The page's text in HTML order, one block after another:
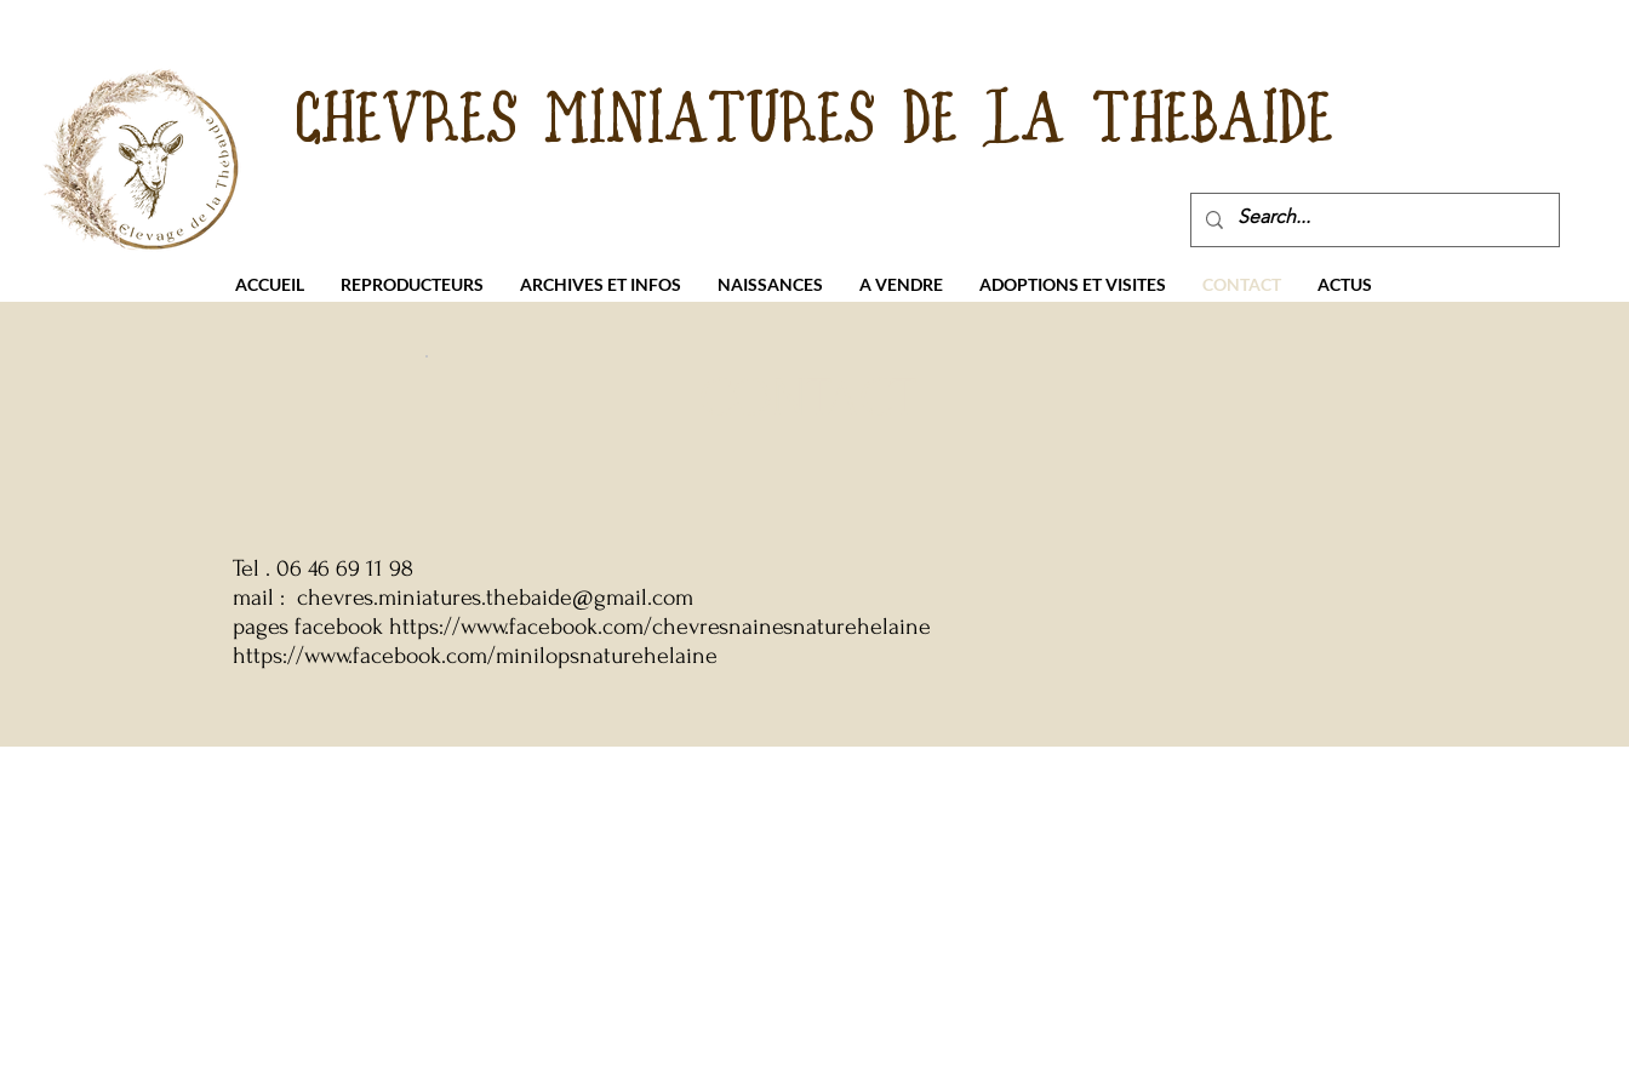
CHEVRES MINIATURES DE LA THEBAIDE
ACCUEIL REPRODUCTEURS ARCHIVES ET INFOS NAISSANCES A VENDRE ADOPTIONS ET VISITES CONTACT ACTUS
Tel . 06 46 69 11 98
mail : chevres.miniatures.thebaide@gmail.com
pages facebook https://www.facebook.com/chevresnainesnaturehelaine
https://www.facebook.com/minilopsnaturehelaine